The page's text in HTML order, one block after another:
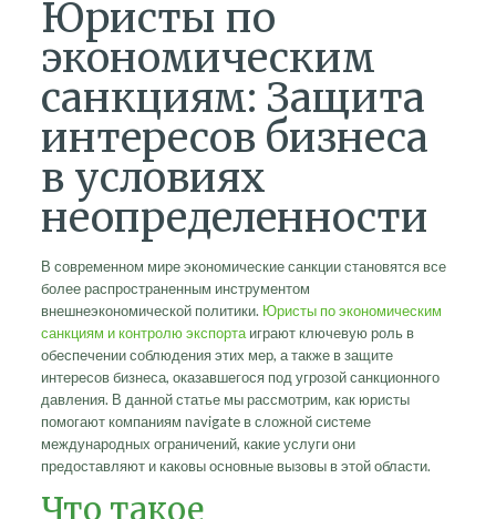
Юристы по
экономическим
санкциям: Защита
интересов бизнеса
в условиях
неопределенности
В современном мире экономические санкции становятся все
более распространенным инструментом
внешнеэкономической политики. Юристы по экономическим
санкциям и контролю экспорта играют ключевую роль в
обеспечении соблюдения этих мер, а также в защите
интересов бизнеса, оказавшегося под угрозой санкционного
давления. В данной статье мы рассмотрим, как юристы
помогают компаниям navigate в сложной системе
международных ограничений, какие услуги они
предоставляют и каковы основные вызовы в этой области.
Что такое